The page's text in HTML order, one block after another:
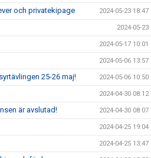
och privatekipage 2024-05-23 18:47
2024-05-23
2024-05-17 10:01
2024-05-06 13:57
25-26 maj! 2024-05-06 10:50
2024-04-30 08:12
är avslutad! 2024-04-30 08:07
2024-04-25 19:04
2024-04-25 13:47